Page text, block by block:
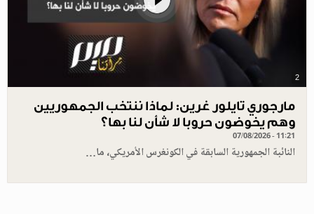
2
مارجوري تايلور غرين: لماذا ننتخب الجمهوريين
وهم يخوضون حروبا لا شأن لنا بها؟
07/08/2026 - 11:21
النائبة الجمهورية السابقة في الكونغرس الأمريكي، ما…